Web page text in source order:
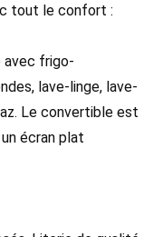
tout le confort :
avec frigo-
lave-linge, lave-
Le convertible est
écran plat